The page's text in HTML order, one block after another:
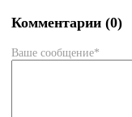
Комментарии (0)
Ваше сообщение*